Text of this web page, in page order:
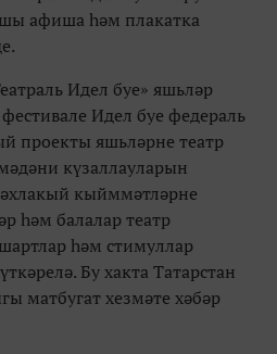
афиша һәм плакатка
Идел буе» яшьләр
Идел буе федераль
проекты яшьләрне театр
күзаллауларын
кыйммәтләрне
һәм балалар театр
һәм стимуллар
Бу хакта Татарстан
матбугат хезмәте хәбәр